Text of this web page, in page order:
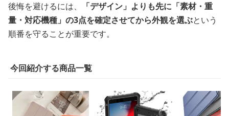
後悔を避けるには、
「デザイン」よりも先に「素材・重
量・対応機種」の3点を確定させてから外観を選ぶという
順番を守ることが重要です。
今回紹介する商品一覧